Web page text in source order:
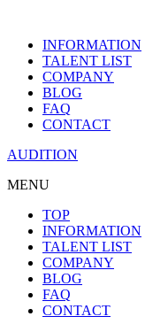
INFORMATION
TALENT LIST
COMPANY
BLOG
FAQ
CONTACT
AUDITION
MENU
TOP
INFORMATION
TALENT LIST
COMPANY
BLOG
FAQ
CONTACT